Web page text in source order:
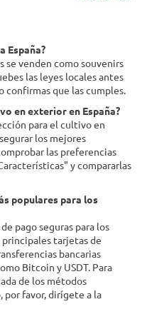
España?
se venden como souvenirs
las leyes locales antes
confirmas que las cumples.
en exterior en España?
para el cultivo en
los mejores
las preferencias
y compararlas
populares para los
pago seguras para los
principales tarjetas de
bancarias
Bitcoin y USDT. Para
de los métodos
por favor, dirígete a la